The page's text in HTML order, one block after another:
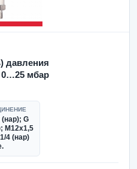
давления
мбар
G
М12х1,5
4 (нар)